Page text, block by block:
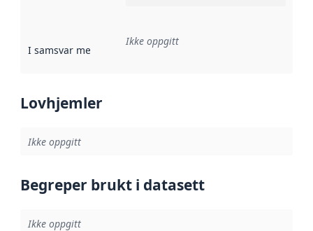
I samsvar med Referanse til en implementasjonsregel
Ikke oppgitt
Lovhjemler
Ikke oppgitt
Begreper brukt i datasett
Ikke oppgitt